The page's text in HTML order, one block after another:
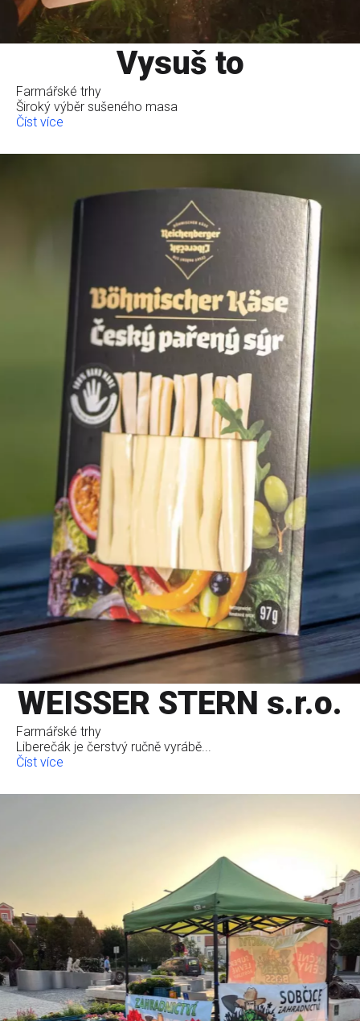
Vysuš to
Farmářské trhy
Široký výběr sušeného masa
Číst více
WEISSER STERN s.r.o.
Farmářské trhy
Liberečák je čerstvý ručně vyrábě...
Číst více